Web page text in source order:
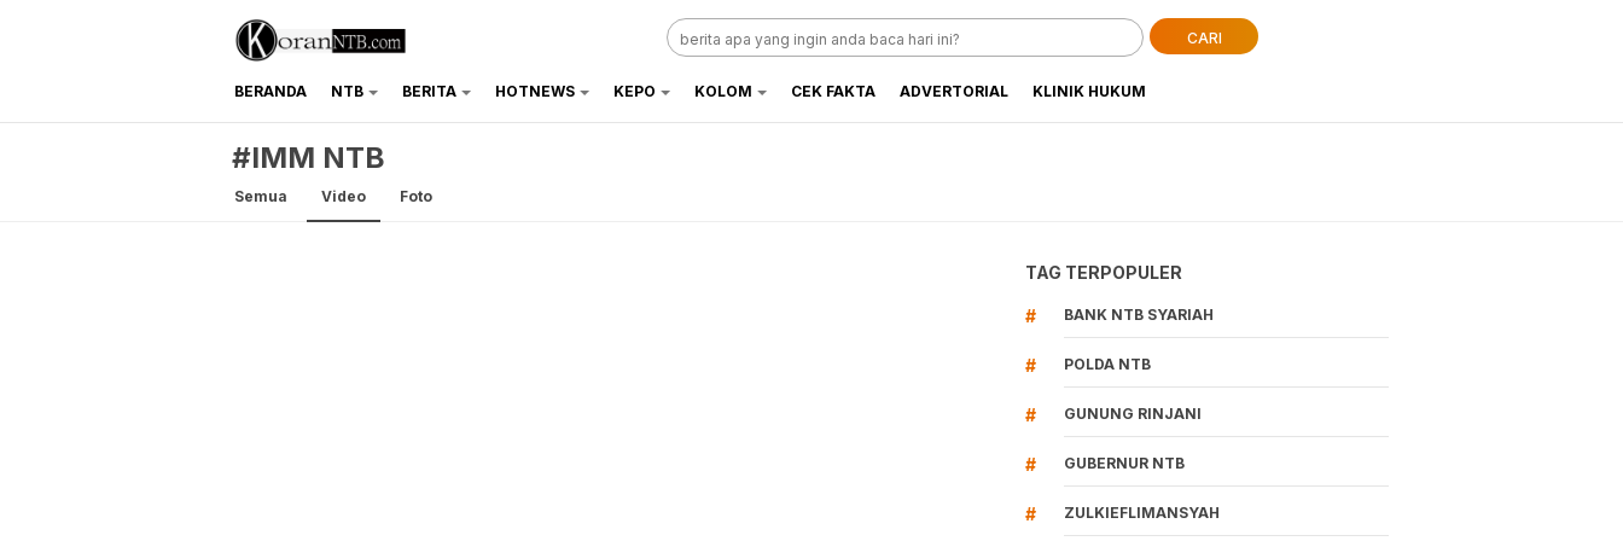
koranntb.com
CARI
BERANDA NTB BERITA HOTNEWS KEPO KOLOM CEK FAKTA ADVERTORIAL KLINIK HUKUM
#IMM NTB
Semua Video Foto
TAG TERPOPULER
# BANK NTB SYARIAH
# POLDA NTB
# GUNUNG RINJANI
# GUBERNUR NTB
# ZULKIEFLIMANSYAH